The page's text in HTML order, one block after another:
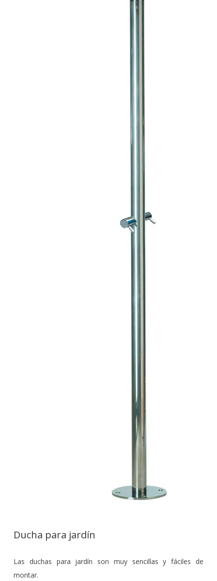
Ducha para jardín
Las duchas para jardín son muy sencillas y fáciles de
montar.